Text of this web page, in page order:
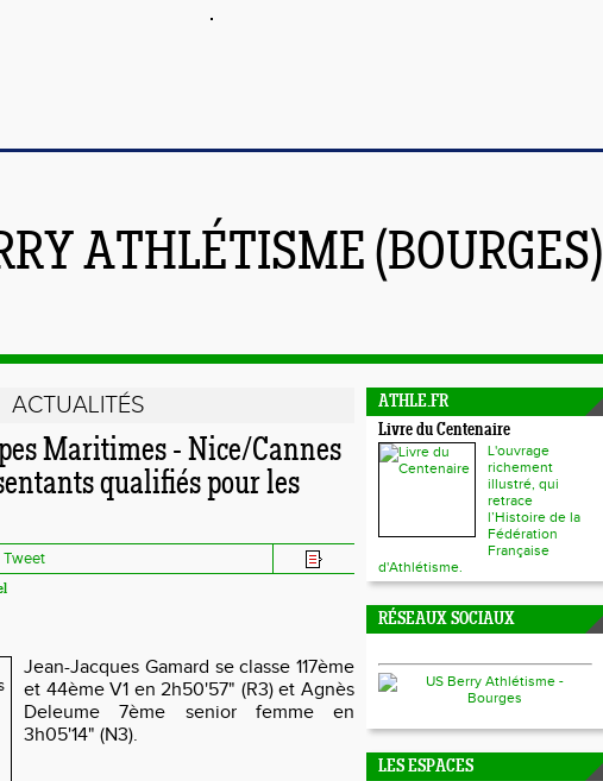
ATHLÉTISME (BOURGES)
ACTUALITÉS
Maritimes - Nice/Cannes
qualifiés pour les
Tweet
Jean-Jacques Gamard se classe 117ème
et 44ème V1 en 2h50'57" (R3) et Agnès
Deleume 7ème senior femme en
3h05'14" (N3).
ATHLE.FR
Livre du Centenaire
L'ouvrage
richement
illustré, qui
retrace
l’Histoire de la
Fédération
Française
d'Athlétisme.
RÉSEAUX SOCIAUX
LES ESPACES